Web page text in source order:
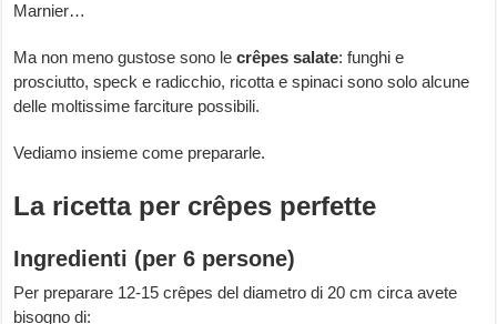
Marnier…
Ma non meno gustose sono lecrêpes salate: funghi e
prosciutto, speck e radicchio, ricotta e spinaci sono solo alcune
delle moltissime farciture possibili.
Vediamo insieme come prepararle.
La ricetta per crêpes perfette
Ingredienti (per 6 persone)
Per preparare 12-15 crêpes del diametro di 20 cm circa avete
bisogno di: